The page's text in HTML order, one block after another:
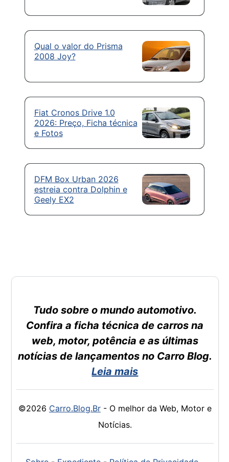
Qual o valor do Prisma
2008 Joy?
Fiat Cronos Drive 1.0
2026: Preço, Ficha técnica
e Fotos
DFM Box Urban 2026
estreia contra Dolphin e
Geely EX2
Tudo sobre o mundo automotivo.
Confira a ficha técnica de carros na
web, motor, potência e as últimas
notícias de lançamentos no Carro Blog.
Leia mais
©2026 Carro.Blog.Br- O melhor da Web, Motor e
Notícias.